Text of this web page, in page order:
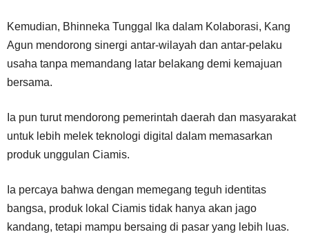
Kemudian, Bhinneka Tunggal Ika dalam Kolaborasi, Kang
Agun mendorong sinergi antar-wilayah dan antar-pelaku
usaha tanpa memandang latar belakang demi kemajuan
bersama.
Ia pun turut mendorong pemerintah daerah dan masyarakat
untuk lebih melek teknologi digital dalam memasarkan
produk unggulan Ciamis.
Ia percaya bahwa dengan memegang teguh identitas
bangsa, produk lokal Ciamis tidak hanya akan jago
kandang, tetapi mampu bersaing di pasar yang lebih luas.